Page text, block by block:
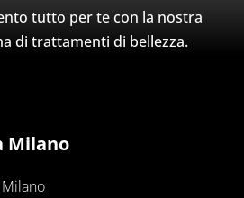
tutto per te con la nostra
di trattamenti di bellezza.
Milano